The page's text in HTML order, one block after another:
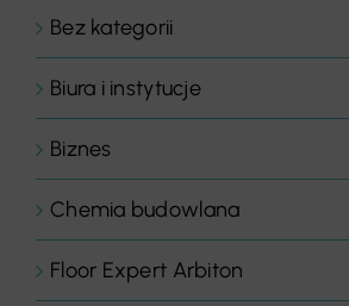
Bez kategorii
Biura i instytucje
Biznes
Chemia budowlana
Floor Expert Arbiton